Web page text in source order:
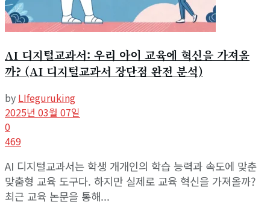
AI 디지털교과서: 우리 아이 교육에 혁신을 가져올
까? (AI 디지털교과서 장단점 완전 분석)
by LIfeguruking
2025년 03월 07일
0
469
AI 디지털교과서는 학생 개개인의 학습 능력과 속도에 맞춘
맞춤형 교육 도구다. 하지만 실제로 교육 혁신을 가져올까?
최근 교육 논문을 통해...